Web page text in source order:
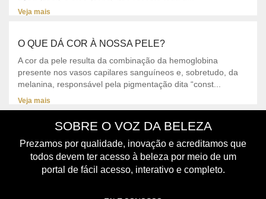
Veja mais
O QUE DÁ COR À NOSSA PELE?
A cor da pele resulta da combinação da hemoglobina
presente nos vasos capilares sanguíneos e, sobretudo, da
melanina, responsável pela pigmentação dita “const...
Veja mais
SOBRE O VOZ DA BELEZA
Prezamos por qualidade, inovação e acreditamos que
todos devem ter acesso à beleza por meio de um
portal de fácil acesso, interativo e completo.